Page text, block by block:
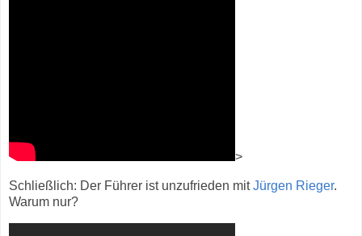
>
Schließlich: Der Führer ist unzufrieden mitJürgen Rieger.
Warum nur?